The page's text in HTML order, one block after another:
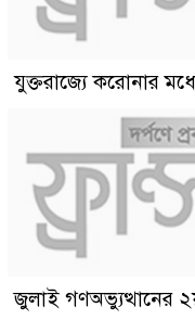
যুক্তরাজ্যে করোনার
জুলাই গণঅভ্যুত্থানের